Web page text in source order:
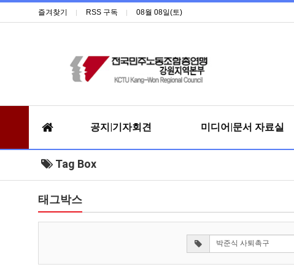
즐겨찾기 RSS 구독 08월 08일(토)
공지|기자회견 미디어|문서 자료실
Tag Box
태그박스